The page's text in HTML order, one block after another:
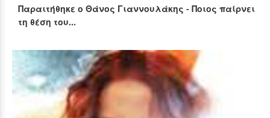
Παραιτήθηκε ο Θάνος Γιαννουλάκης - Ποιος παίρνει
τη θέση του...